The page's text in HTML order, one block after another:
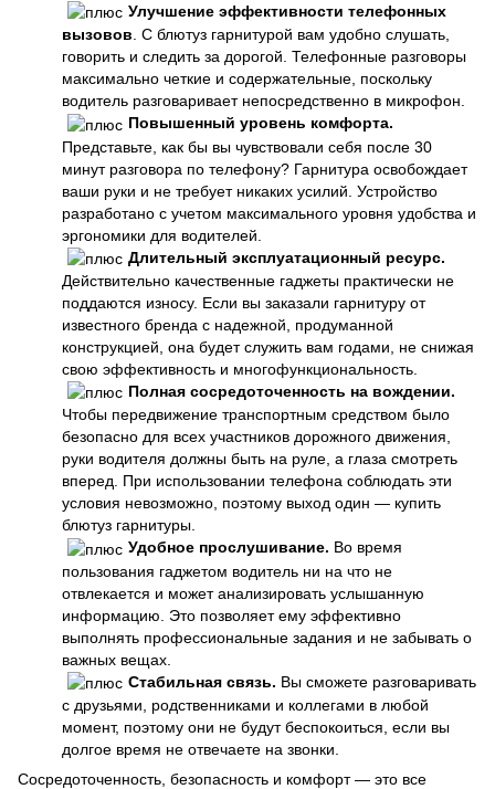
Улучшение эффективности телефонных
вызовов. С блютуз гарнитурой вам удобно слушать,
говорить и следить за дорогой. Телефонные разговоры
максимально четкие и содержательные, поскольку
водитель разговаривает непосредственно в микрофон.
Повышенный уровень комфорта.
Представьте, как бы вы чувствовали себя после 30
минут разговора по телефону? Гарнитура освобождает
ваши руки и не требует никаких усилий. Устройство
разработано с учетом максимального уровня удобства и
эргономики для водителей.
Длительный эксплуатационный ресурс.
Действительно качественные гаджеты практически не
поддаются износу. Если вы заказали гарнитуру от
известного бренда с надежной, продуманной
конструкцией, она будет служить вам годами, не снижая
свою эффективность и многофункциональность.
Полная сосредоточенность на вождении.
Чтобы передвижение транспортным средством было
безопасно для всех участников дорожного движения,
руки водителя должны быть на руле, а глаза смотреть
вперед. При использовании телефона соблюдать эти
условия невозможно, поэтому выход один — купить
блютуз гарнитуры.
Удобное прослушивание. Во время
пользования гаджетом водитель ни на что не
отвлекается и может анализировать услышанную
информацию. Это позволяет ему эффективно
выполнять профессиональные задания и не забывать о
важных вещах.
Стабильная связь. Вы сможете разговаривать
с друзьями, родственниками и коллегами в любой
момент, поэтому они не будут беспокоиться, если вы
долгое время не отвечаете на звонки.
Сосредоточенность, безопасность и комфорт — это все